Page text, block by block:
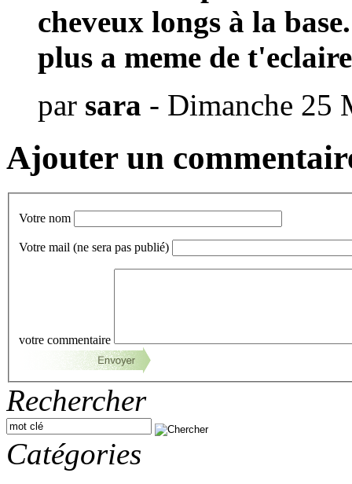
cheveux longs à la
plus a meme de
par sara - Dimanche 25
Ajouter un
Votre nom
Votre mail (ne sera pas publié)
votre commentaire
Rechercher
Catégories